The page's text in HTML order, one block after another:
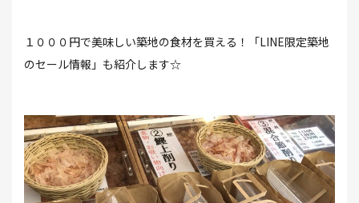
１０００円で美味しい築地の食材を買える！「LINE限定築地
のセール情報」も紹介します☆